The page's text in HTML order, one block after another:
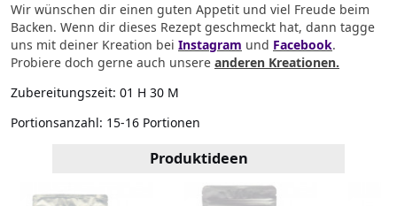
Wir wünschen dir einen guten Appetit und viel Freude beim
Backen. Wenn dir dieses Rezept geschmeckt hat, dann tagge
uns mit deiner Kreation bei Instagram und Facebook.
Probiere doch gerne auch unsere anderen Kreationen.
Zubereitungszeit: 01 H 30 M
Portionsanzahl: 15-16 Portionen
Produktideen